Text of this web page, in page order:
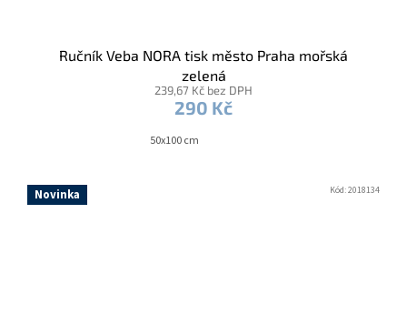
Ručník Veba NORA tisk město Praha mořská
zelená
239,67 Kč bez DPH
290 Kč
50x100 cm
Novinka Kód:2018134